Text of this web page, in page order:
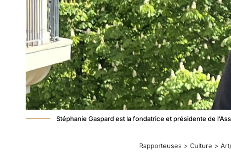
Stéphanie Gaspard est la fondatrice et présidente de
Rapporteuses > Culture >